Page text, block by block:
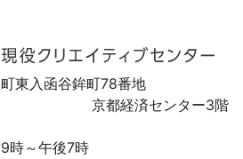
東入函谷鉾町78番地
京都経済センター3階
時～午後7時